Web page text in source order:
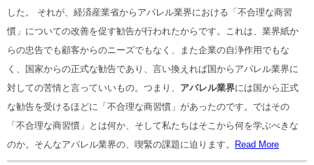
した。
それが、経済産業省からアパレル業界における「不合理な商習
慣」についての改善を促す勧告が行われたからです。これは、業界紙か
らの忠告でも顧客からのニーズでもなく、また企業の自浄作用でもな
く、国家からの正式な勧告であり、言い換えれば国からアパレル業界に
対しての苦情と言っていいもの。つまり、 アパレル業界には国から正式
な勧告を受けるほどに「不合理な商習慣」があったのです。ではその
「不合理な商習慣」とは何か、そして私たちはそこから何を学ぶべきな
のか。そんなアパレル業界の、喫緊の課題に迫ります。
Read More